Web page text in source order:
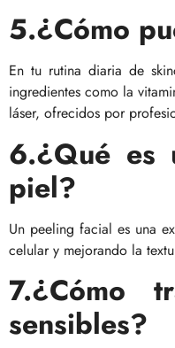
5.¿Cómo
En tu rutina diaria de
ingredientes como la
láser, ofrecidos por
6.¿Qué es
piel?
Un peeling facial es una
celular y mejorando la
7.¿Cómo
sensibles?